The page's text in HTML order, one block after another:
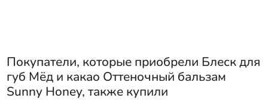
Покупатели, которые приобрели Блеск для
губ Мёд и какао Оттеночный бальзам
Sunny Honey, также купили